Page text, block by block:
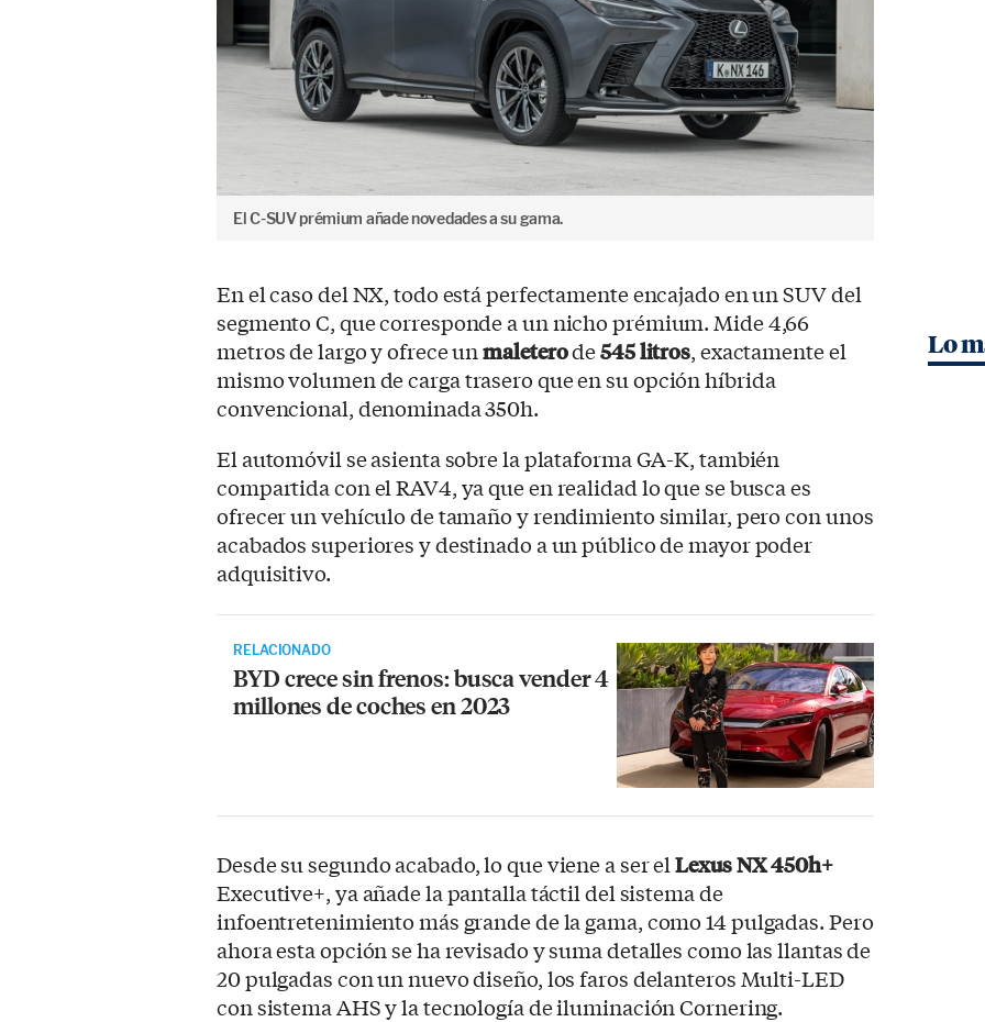
El C-SUV prémium añade novedades a su gama.
En el caso del NX, todo está perfectamente encajado en un SUV del
segmento C, que corresponde a un nicho prémium. Mide 4,66
metros de largo y ofrece unmaleterode545 litros, exactamente el
mismo volumen de carga trasero que en su opción híbrida
convencional, denominada 350h.
El automóvil se asienta sobre la plataforma GA-K, también
compartida con el RAV4, ya que en realidad lo que se busca es
ofrecer un vehículo de tamaño y rendimiento similar, pero con unos
acabados superiores y destinado a un público de mayor poder
adquisitivo.
RELACIONADO
BYD crece sin frenos: busca vender 4
millones de coches en 2023
Desde su segundo acabado, lo que viene a ser elLexus NX 450h+
Executive+, ya añade la pantalla táctil del sistema de
infoentretenimiento más grande de la gama, como 14 pulgadas. Pero
ahora esta opción se ha revisado y suma detalles como las llantas de
20 pulgadas con un nuevo diseño, los faros delanteros Multi-LED
con sistema AHS y la tecnología de iluminación Cornering.
Lo